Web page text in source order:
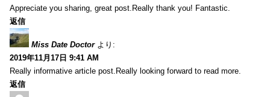
Appreciate you sharing, great post.Really thank you! Fantastic.
返信
Miss Date Doctor より:
2019年11月17日 9:41 AM
Really informative article post.Really looking forward to read more.
返信